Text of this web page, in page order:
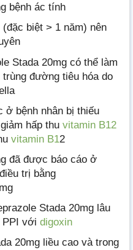
bệnh ác tính
(đặc biệt > 1 năm) nên
Stada 20mg có thể làm
đường tiêu hóa do
ở bệnh nhân bị thiếu
hấp thu vitamin B12
vitamin B12
đã được báo cáo ở
trị bằng
Stada 20mg lâu
PPI với digoxin
20mg liều cao và trong